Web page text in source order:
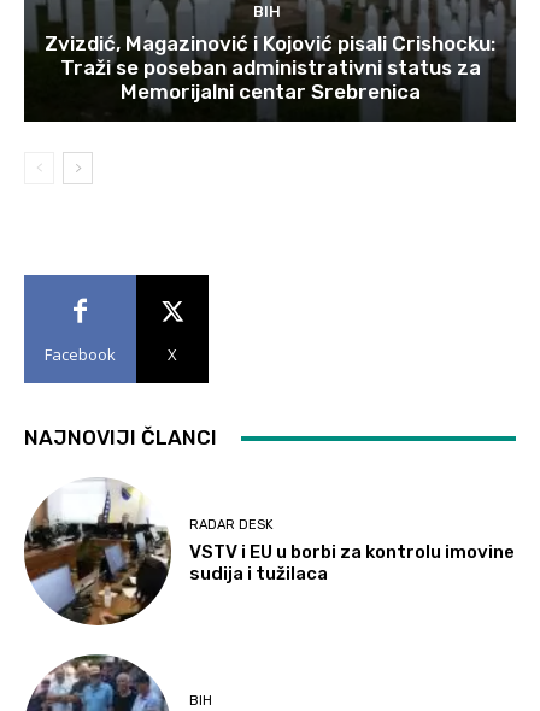
BIH
Zvizdić, Magazinović i Kojović pisali Crishocku:
Traži se poseban administrativni status za
Memorijalni centar Srebrenica
Facebook X
NAJNOVIJI ČLANCI
RADAR DESK
VSTV i EU u borbi za kontrolu imovine
sudija i tužilaca
BIH